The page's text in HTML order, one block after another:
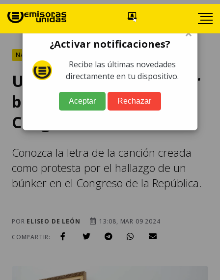
NACIONALES
Usuario crea canción por
búnker localizado en el
Congreso
Conozca la letra de la canción creada
como protesta por el hallazgo de un
búnker en el Congreso de la República.
POR ELISEO DE LEÓN
13:08, MAR 09 2024
COMPARTIR:
×
¿Activar notificaciones?
Recibe las últimas novedades
directamente en tu dispositivo.
Aceptar Rechazar